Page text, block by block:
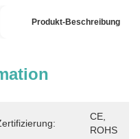
Produkt-Beschreibung
CE,
ROHS